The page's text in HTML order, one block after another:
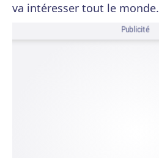
va intéresser tout le monde.
Publicité